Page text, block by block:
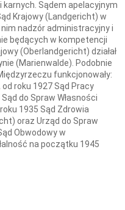
Sądem apelacyjnym
Krajowy (Landgericht) w
nadzór administracyjny i
będących w kompetencji
(Oberlandgericht) działał
(Marienwalde). Podobnie
funkcjonowały:
roku 1927 Sąd Pracy
do Spraw Własności
1935 Sąd Zdrowia
oraz Urząd do Spraw
Obwodowy w
na początku 1945